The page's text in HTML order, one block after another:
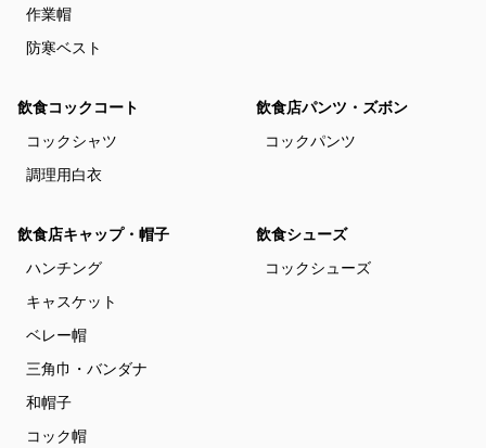
作業帽
防寒ベスト
飲食コックコート
コックシャツ
調理用白衣
飲食店パンツ・ズボン
コックパンツ
飲食店キャップ・帽子
ハンチング
キャスケット
ベレー帽
三角巾・バンダナ
和帽子
コック帽
飲食シューズ
コックシューズ